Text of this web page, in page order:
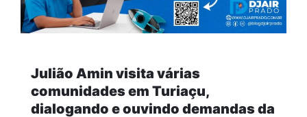
Julião Amin visita várias
comunidades em Turiaçu,
dialogando e ouvindo demandas da